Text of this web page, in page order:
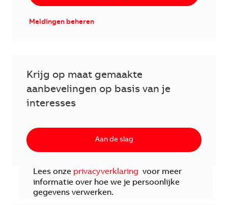
Meldingen beheren
Krijg op maat gemaakte
aanbevelingen op basis van je
interesses
Aan de slag
Lees onze privacyverklaring voor meer
informatie over hoe we je persoonlijke
gegevens verwerken.